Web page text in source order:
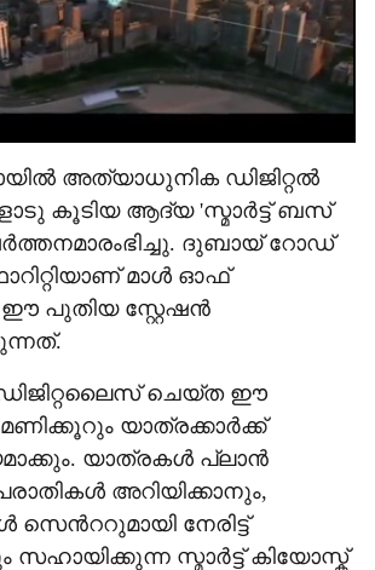
അത്യാധുനിക ഡിജിറ്റൽ
കൂടിയ ആദ്യ 'സ്മാർട്ട് ബസ്
ദുബായ് റോഡ്
മാൾ ഓഫ്
ഈ പുതിയ സ്റ്റേഷൻ
ചെയ്ത ഈ
മണിക്കൂറും യാത്രക്കാർക്ക്
യാത്രകൾ പ്ലാൻ
അറിയിക്കാനും,
നേരിട്ട്
സഹായിക്കുന്ന സ്മാർട്ട് കിയോസ്ക്